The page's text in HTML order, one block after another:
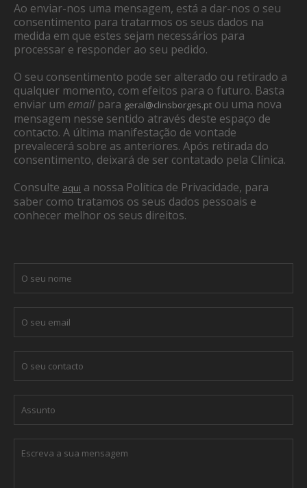
Ao enviar-nos uma mensagem, está a dar-nos o seu
consentimento para tratarmos os seus dados na
medida em que estes sejam necessários para
processar e responder ao seu pedido.
O seu consentimento pode ser alterado ou retirado a
qualquer momento, com efeitos para o futuro. Basta
enviar um email para geral@clinsborges.pt ou uma nova
mensagem nesse sentido através deste espaço de
contacto. A última manifestação de vontade
prevalecerá sobre as anteriores. Após retirada do
consentimento, deixará de ser contatado pela Clínica.
Consulte aqui a nossa Política de Privacidade, para
saber como tratamos os seus dados pessoais e
conhecer melhor os seus direitos.